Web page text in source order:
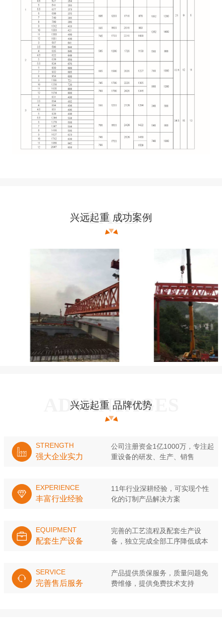
兴远起重 成功案例
兴远起重 品牌优势
STRENGTH
强大企业实力
公司注册资金1亿1000万，专注起
重设备的研发、生产、销售
EXPERIENCE
丰富行业经验
11年行业深耕经验，可实现个性
化的订制产品解决方案
EQUIPMENT
配套生产设备
完善的工艺流程及配套生产设
备，独立完成全部工序降低成本
SERVICE
完善售后服务
产品提供质保服务，质量问题免
费维修，提供免费技术支持